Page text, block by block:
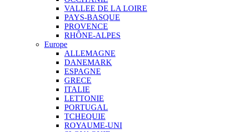
VALLEE DE LA LOIRE
PAYS-BASQUE
PROVENCE
RHÔNE-ALPES
Europe
ALLEMAGNE
DANEMARK
ESPAGNE
GRECE
ITALIE
LETTONIE
PORTUGAL
TCHEQUIE
ROYAUME-UNI